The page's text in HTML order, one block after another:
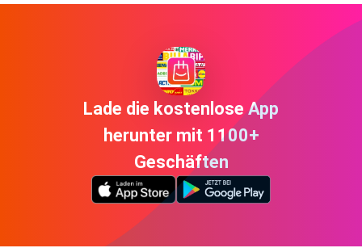
Lade die kostenlose App
herunter mit 1100+
Geschäften